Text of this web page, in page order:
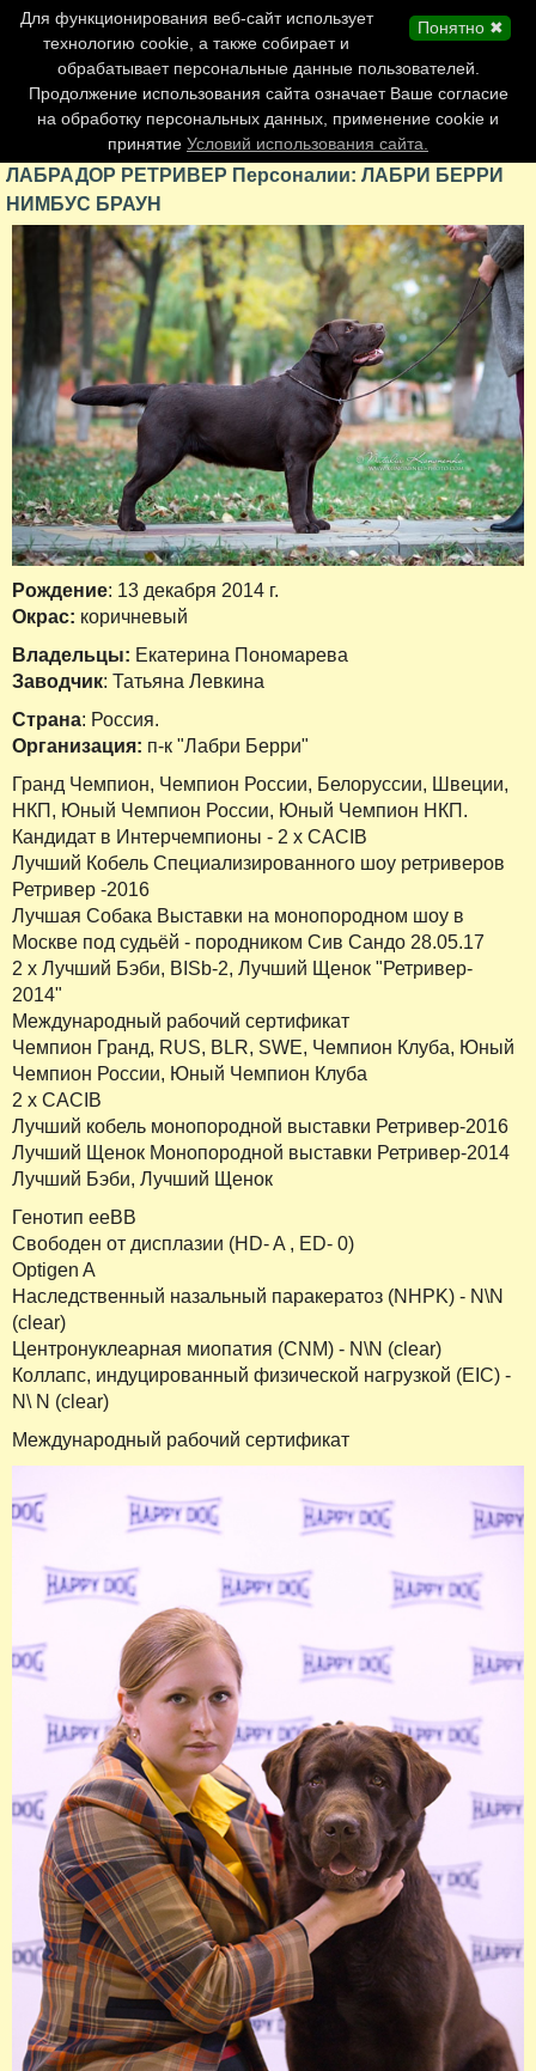
Главная страница
Обновления сайта
Контакты
Персоналии
Форум
ЛАБРАДОР РЕТРИВЕР Персоналии: ЛАБРИ БЕРРИ
НИМБУС БРАУН
Рождение: 13 декабря 2014 г.
Окрас: коричневый
Владельцы: Екатерина Пономарева
Заводчик: Татьяна Левкина
Страна: Россия.
Организация: п-к "Лабри Берри"
Гранд Чемпион, Чемпион России, Белоруссии, Швеции,
НКП, Юный Чемпион России, Юный Чемпион НКП.
Кандидат в Интерчемпионы - 2 х CACIB
Лучший Кобель Специализированного шоу ретриверов
Ретривер -2016
Лучшая Собака Выставки на монопородном шоу в
Москве под судьёй - породником Сив Сандо 28.05.17
2 х Лучший Бэби, BISb-2, Лучший Щенок "Ретривер-
2014"
Международный рабочий сертификат
Чемпион Гранд, RUS, BLR, SWE, Чемпион Клуба, Юный
Чемпион России, Юный Чемпион Клуба
2 х CACIB
Лучший кобель монопородной выставки Ретривер-2016
Лучший Щенок Монопородной выставки Ретривер-2014
Лучший Бэби, Лучший Щенок
Генотип ееВВ
Свободен от дисплазии (HD- A , ED- 0)
Optigen A
Наследственный назальный паракератоз (NHPK) - N\N
(clear)
Центронуклеарная миопатия (CNM) - N\N (clear)
Коллапс, индуцированный физической нагрузкой (EIC) -
N\ N (clear)
Международный рабочий сертификат
Понятно ✖
Для функционирования веб-сайт использует
технологию cookie, а также собирает и
обрабатывает персональные данные пользователей.
Продолжение использования сайта означает Ваше согласие
на обработку персональных данных, применение cookie и
принятие Условий использования сайта.